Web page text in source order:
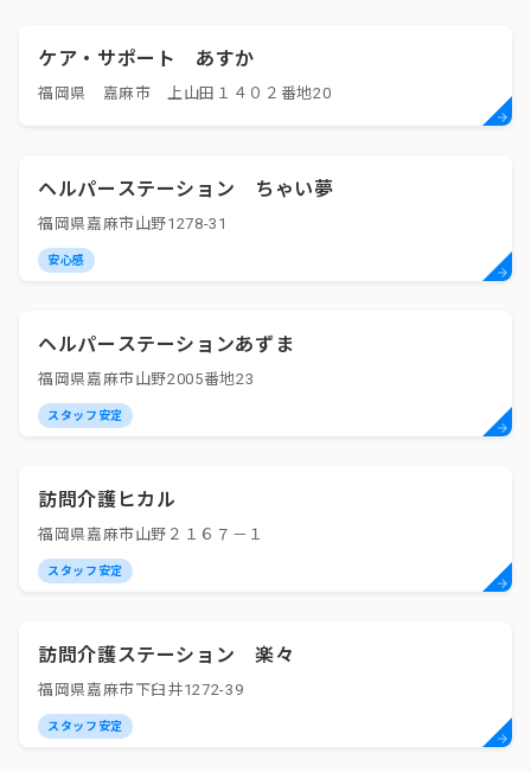
ケア・サポート あすか
福岡県 嘉麻市 上山田１４０２番地20
ヘルパーステーション ちゃい夢
福岡県嘉麻市山野1278-31
安心感
ヘルパーステーションあずま
福岡県嘉麻市山野2005番地23
スタッフ安定
訪問介護ヒカル
福岡県嘉麻市山野２１６７－１
スタッフ安定
訪問介護ステーション 楽々
福岡県嘉麻市下臼井1272-39
スタッフ安定